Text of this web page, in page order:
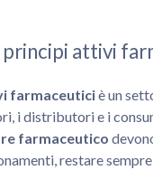
attivi
farmaceuticiè un
i distributori e i
farmaceutico
restare